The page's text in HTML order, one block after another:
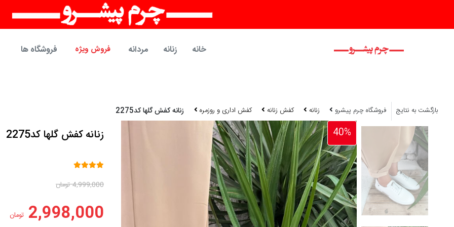
خانه زنانه مردانه فروش ویژه فروشگاه ها
بازگشت به نتایج فروشگاه چرم پیشرو زنانه کفش زنانه کفش اداری و روزمره زنانه کفش گلها کد2275
40%
40%
40%
40%
40%
40% زنانه کفش گلها کد2275
4,999,000 تومان
2,998,000 تومان